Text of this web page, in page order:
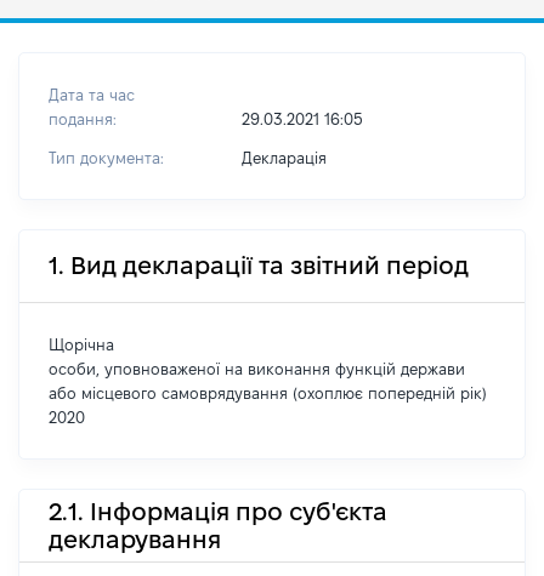
Дата та час
подання:
29.03.2021 16:05
Тип документа: Декларація
1. Вид декларації та звітний період
Щорічна
особи, уповноваженої на виконання функцій держави
або місцевого самоврядування (охоплює попередній рік)
2020
2.1. Інформація про суб'єкта
декларування